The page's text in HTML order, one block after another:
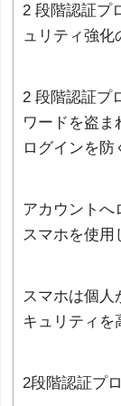
2 段階認証プ
ュリティ強化
2 段階認証プ
ワードを盗ま
ログインを防
アカウントへ
スマホを使用
スマホは個人
キュリティを
2段階認証プ